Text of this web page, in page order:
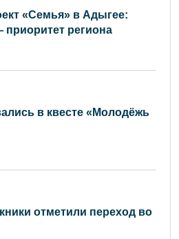
«Семья» в Адыгее:
региона
в квесте «Молодёжь
отметили переход во